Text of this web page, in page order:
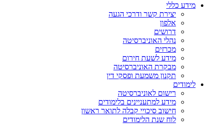
מידע כללי
יצירת קשר ודרכי הגעה
אלפון
דרושים
נהלי האוניברסיטה
מכרזים
מידע לשעת חירום
מבקרת האוניברסיטה
תקנון משמעת ופסקי דין
לימודים
רישום לאוניברסיטה
מידע למתעניינים בלימודים
חישוב סיכויי קבלה לתואר ראשון
לוח שנת הלימודים